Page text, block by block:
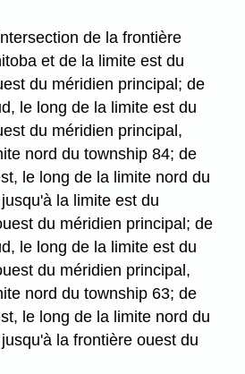
de la frontière
et de la limite est du
du méridien principal; de
le long de la limite est du
du méridien principal,
nord du township 84; de
le long de la limite nord du
la limite est du
du méridien principal; de
le long de la limite est du
du méridien principal,
nord du township 63; de
le long de la limite nord du
la frontière ouest du